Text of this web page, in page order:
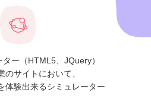
ー（HTML5、JQuery）
のサイトにおいて、
体験出来るシミュレーター